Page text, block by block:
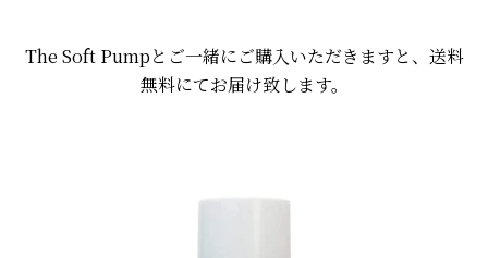
The Soft Pumpとご一緒にご購入いただきますと、送料
無料にてお届け致します。